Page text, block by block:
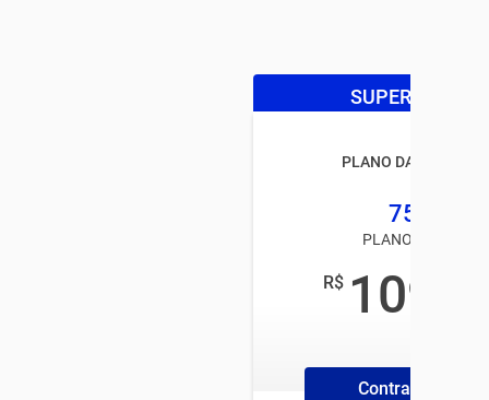
SUPER OFERTA
PLANO DA TIM
75GB
PLANO TIM PÓS
R$ 109
Contrate Online